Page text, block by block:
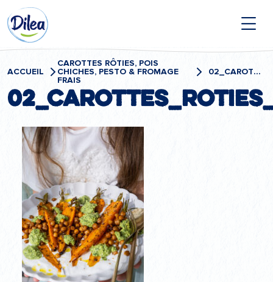
Passer
au
contenu
Dilea
Zero
Lactose
ACCUEIL
CAROTTES RÔTIES, POIS
CHICHES, PESTO & FROMAGE
FRAIS
02_CAROTTES_ROTIES_4